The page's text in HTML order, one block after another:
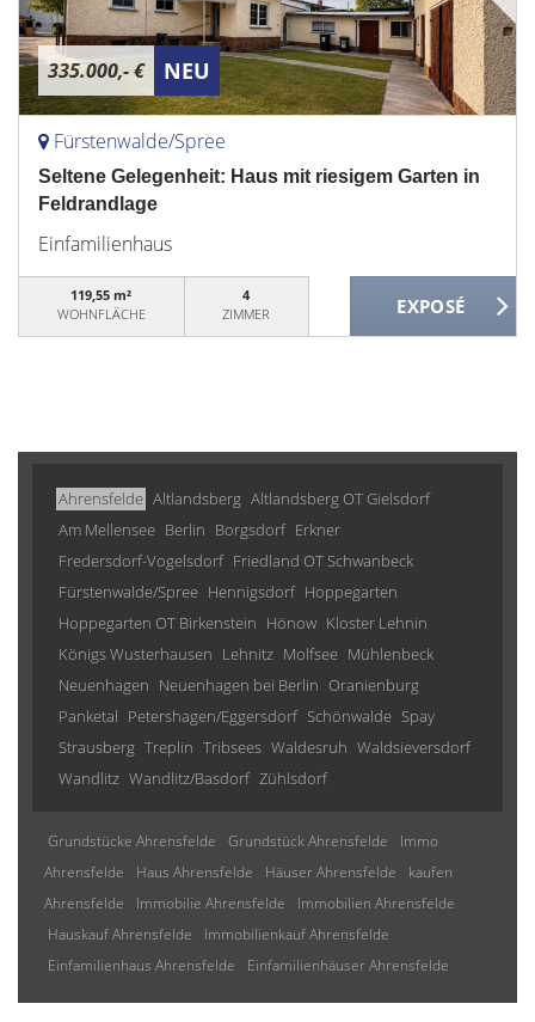
335.000,- € NEU
Fürstenwalde/Spree
Seltene Gelegenheit: Haus mit riesigem Garten in
Feldrandlage
Einfamilienhaus
119,55 m²
WOHNFLÄCHE
4
ZIMMER
Ahrensfelde Altlandsberg Altlandsberg OT Gielsdorf
Am Mellensee Berlin Borgsdorf Erkner
Fredersdorf-Vogelsdorf Friedland OT Schwanbeck
Fürstenwalde/Spree Hennigsdorf Hoppegarten
Hoppegarten OT Birkenstein Hönow Kloster Lehnin
Königs Wusterhausen Lehnitz Molfsee Mühlenbeck
Neuenhagen Neuenhagen bei Berlin Oranienburg
Panketal Petershagen/Eggersdorf Schönwalde Spay
Strausberg Treplin Tribsees Waldesruh Waldsieversdorf
Wandlitz Wandlitz/Basdorf Zühlsdorf
Grundstücke Ahrensfelde Grundstück Ahrensfelde
Immo
Ahrensfelde
Haus Ahrensfelde Häuser Ahrensfelde
kaufen
Ahrensfelde
Immobilie Ahrensfelde
Immobilien Ahrensfelde
Hauskauf Ahrensfelde
Immobilienkauf Ahrensfelde
Einfamilienhaus Ahrensfelde
Einfamilienhäuser Ahrensfelde